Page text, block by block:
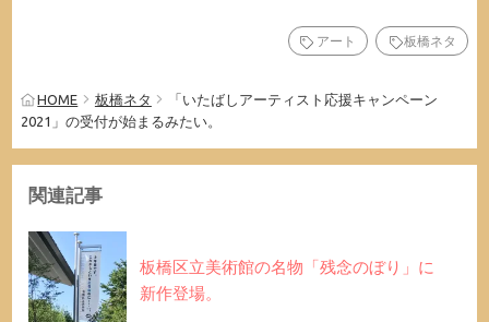
アート 板橋ネタ
HOME 板橋ネタ
「いたばしアーティスト応援キャンペーン
2021」の受付が始まるみたい。
関連記事
板橋区立美術館の名物「残念のぼり」に
新作登場。